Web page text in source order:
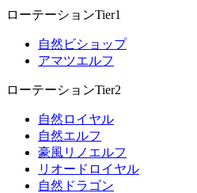
ローテーションTier1
自然ビショップ
アマツエルフ
ローテーションTier2
自然ロイヤル
自然エルフ
豪風リノエルフ
リオードロイヤル
自然ドラゴン